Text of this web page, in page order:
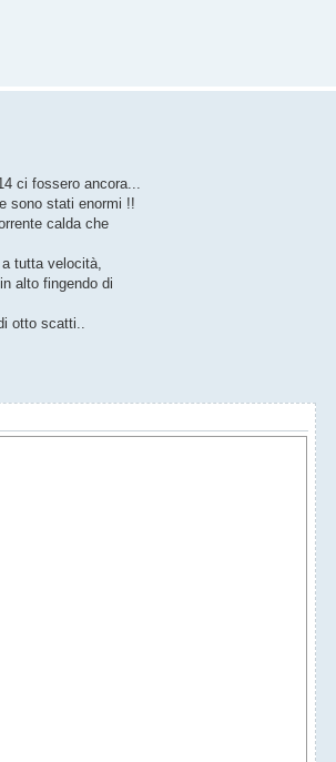
ci fossero ancora...
sono stati enormi !!
calda che
tutta velocità,
alto fingendo di
otto scatti..